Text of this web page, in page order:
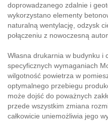
doprowadzanego zdalnie i
wykorzystano elementy
naturalną wentylację, odzysk
połączeniu z nowoczesną
Własna drukarnia w budynku i
specyficznych wymaganiach
wilgotność powietrza w
optymalnego przebiegu
może dojść do poważnych
przede wszystkim zmiana
całkowicie uniemożliwia jego